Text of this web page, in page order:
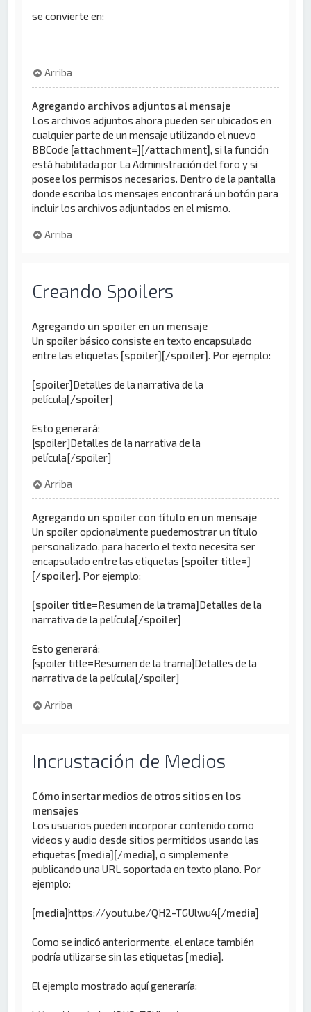
se convierte en:
Arriba
Agregando archivos adjuntos al mensaje
Los archivos adjuntos ahora pueden ser ubicados en
cualquier parte de un mensaje utilizando el nuevo
BBCode [attachment=][/attachment] , si la función
está habilitada por La Administración del foro y si
posee los permisos necesarios. Dentro de la pantalla
donde escriba los mensajes encontrará un botón para
incluir los archivos adjuntados en el mismo.
Arriba
Creando Spoilers
Agregando un spoiler en un mensaje
Un spoiler básico consiste en texto encapsulado
entre las etiquetas [spoiler][/spoiler] . Por ejemplo:
[spoiler]Detalles de la narrativa de la
película[/spoiler]
Esto generará:
[spoiler]Detalles de la narrativa de la
película[/spoiler]
Arriba
Agregando un spoiler con título en un mensaje
Un spoiler opcionalmente puedemostrar un título
personalizado, para hacerlo el texto necesita ser
encapsulado entre las etiquetas [spoiler title=]
[/spoiler]. Por ejemplo:
[spoiler title=Resumen de la trama]Detalles de la
narrativa de la película[/spoiler]
Esto generará:
[spoiler title=Resumen de la trama]Detalles de la
narrativa de la película[/spoiler]
Arriba
Incrustación de Medios
Cómo insertar medios de otros sitios en los
mensajes
Los usuarios pueden incorporar contenido como
videos y audio desde sitios permitidos usando las
etiquetas [media][/media], o simplemente
publicando una URL soportada en texto plano. Por
ejemplo:
[media]https://youtu.be/QH2-TGUlwu4[/media]
Como se indicó anteriormente, el enlace también
podría utilizarse sin las etiquetas [media].
El ejemplo mostrado aquí generaría: